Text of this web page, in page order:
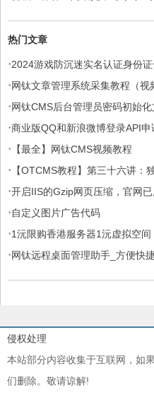
热门文章
·2024游戏防沉迷实名认证身份
认证免费用)
·网钛文章管理系统采集教程（视
·网钛CMS后台管理员密码初始
·商业版QQ和新浪微博登录API申
· 【最全】网钛CMS视频教程
· 【OTCMS教程】第三十六讲：
·开启IIS的Gzip网页压缩，官网已
·自定义图片广告代码
·1沅限购香港服务器1沅虚拟空间
·网钛远程桌面管理助手_方便快
侵权处理
本站部分内容收集于互联网，如
们删除。敬请谅解!